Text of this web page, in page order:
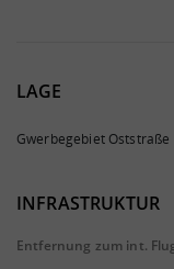
LAGE
Gwerbegebiet Oststraße
INFRASTRUKTUR
Entfernung zum int.